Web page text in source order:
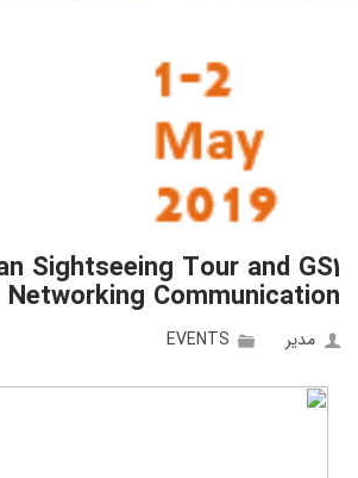
Sightseeing Tour and GS1
Networking Communication
مدیر EVENTS